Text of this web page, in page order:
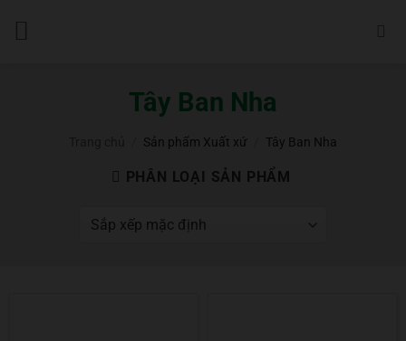
Tây Ban Nha
Sản phẩm Xuất xứ Tây Ban Nha
PHÂN LOẠI SẢN PHẨM